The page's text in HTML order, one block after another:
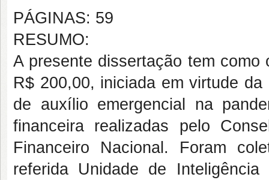
PÁGINAS: 59
RESUMO:
A presente dissertação tem
R$ 200,00, iniciada em virtude
de auxílio emergencial na
financeira realizadas pelo
Financeiro Nacional. Foram
referida Unidade de